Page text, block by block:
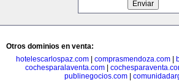
Otros dominios en venta:
hotelescarlospaz.com| comprasmendoza.com|
cochesparalaventa.com
publinegocios.com|